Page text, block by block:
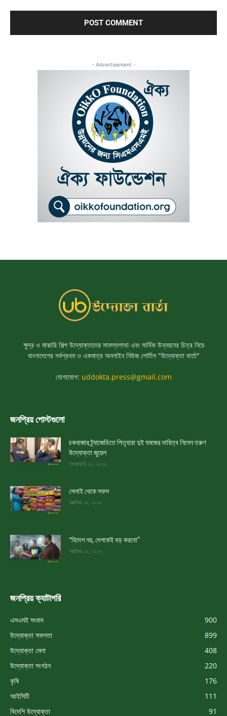
- Advertisement -
ক্ষুদ্র ও মাঝারি শিল্প উদ্যোক্তাদের সাফল্যগাথা এবং সার্বিক উন্নয়নের চিত্র নিয়ে
বাংলাদেশের সর্বপ্রথম ও একমাত্র অনলাইন নিউজ পোর্টাল "উদ্যোক্তা বার্তা"
যোগাযোগ: uddokta.press@gmail.com
জনপ্রিয় পোস্টগুলো
চকবাজার ট্র্যাজেডিতে পিতৃহারা দুই যমজের দায়িত্ব নিলেন তরুণ
উদ্যোক্তা জুয়েল
ফেব্রুয়ারি ২৩, ২০১৯
সেলাই থেকে সফল
অক্টোবর ২৯, ২০১৮
“বিদেশ নয়, দেশকেই বড় করবো”
অক্টোবর ১৯, ২০১৮
জনপ্রিয় ক্যাটাগরি
এসএমই সংবাদ
900
উদ্যোক্তা সফলতা
899
উদ্যোক্তা মেলা
408
উদ্যোক্তা সংগঠন
220
কৃষি
176
আইসিটি
111
বিদেশি উদ্যোক্তা
91